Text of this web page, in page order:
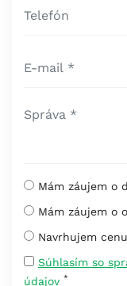
Mám záujem o
Mám záujem o
Navrhujem
Súhlasím so
údajov *